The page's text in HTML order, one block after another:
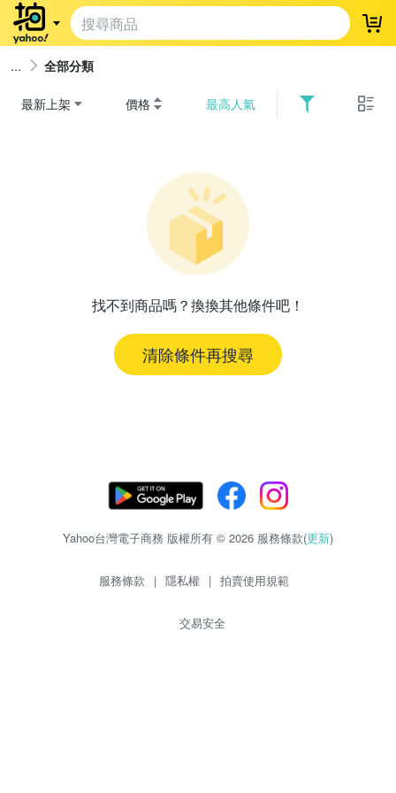
登
全部分類
最新上架 價格 最高人氣
找不到商品嗎？換換其他條件吧！
清除條件再搜尋
Yahoo台灣電子商務 版權所有 © 2026 服務條款(更新)
服務條款 | 隱私權 | 拍賣使用規範
交易安全